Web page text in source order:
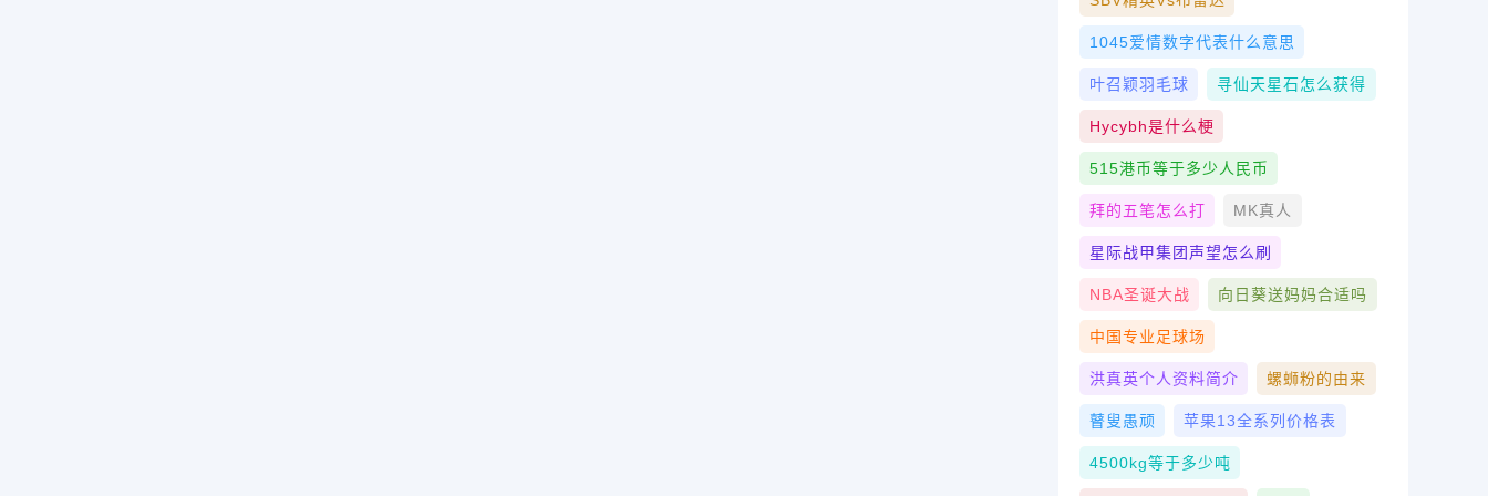
1045爱情数字代表什么意思
叶召颖羽毛球 寻仙天星石怎么获得
Hycybh是什么梗
515港币等于多少人民币
拜的五笔怎么打 MK真人
星际战甲集团声望怎么刷
NBA圣诞大战 向日葵送妈妈合适吗
中国专业足球场
洪真英个人资料简介 螺蛳粉的由来
瞽叟愚顽 苹果13全系列价格表
4500kg等于多少吨